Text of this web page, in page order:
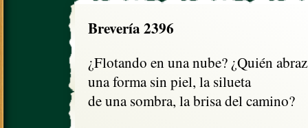
Brevería 2396
¿Flotando en una nube? ¿Quién
una forma sin piel, la silueta
de una sombra, la brisa del camino?